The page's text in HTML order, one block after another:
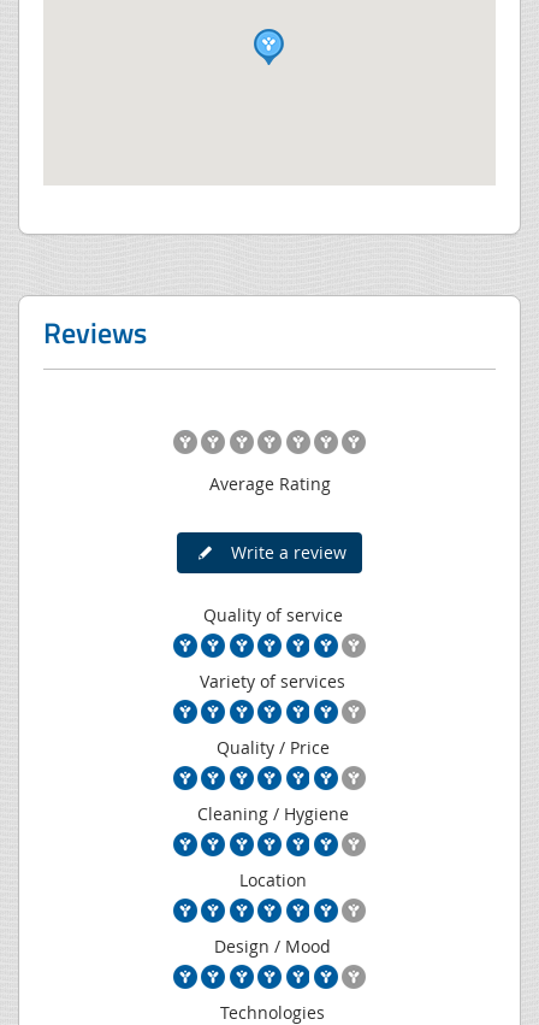
Reviews
Average Rating
Write a review
Quality of service
Variety of services
Quality / Price
Cleaning / Hygiene
Location
Design / Mood
Technologies